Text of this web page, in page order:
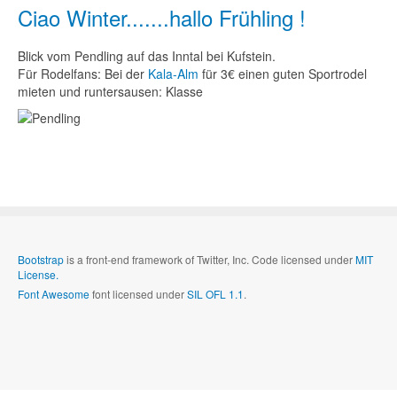
Ciao Winter.......hallo Frühling !
Blick vom Pendling auf das Inntal bei Kufstein.
Für Rodelfans: Bei der Kala-Alm für 3€ einen guten Sportrodel
mieten und runtersausen: Klasse
Bootstrapis a front-end framework of Twitter, Inc. Code licensed underMIT
License.
Font Awesomefont licensed underSIL OFL 1.1.